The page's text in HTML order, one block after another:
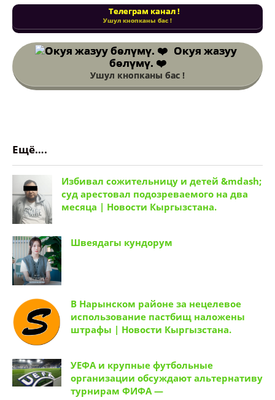
Телеграм канал !
Ушул кнопканы бас !
Окуя жазуу
бөлүмү. ❤️
Ушул кнопканы бас !
Ещё….
Избивал сожительницу и детей &mdash;
суд арестовал подозреваемого на два
месяца | Новости Кыргызстана.
Швеядагы кундорум
В Нарынском районе за нецелевое
использование пастбищ наложены
штрафы | Новости Кыргызстана.
УЕФА и крупные футбольные
организации обсуждают альтернативу
турнирам ФИФА —